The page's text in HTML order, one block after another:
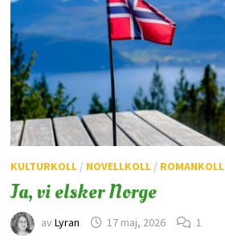
KULTURKOLL/ NOVELLKOLL/ ROMANKOLL
Ja, vi elsker Norge
av Lyran 17 maj, 2026 1